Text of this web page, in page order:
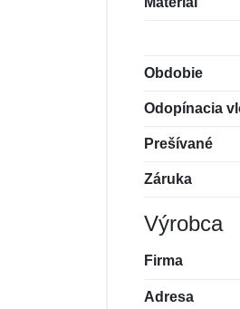
Obdobie
Odopínacia
Prešívané
Záruka
Výrobca
Firma
Adresa